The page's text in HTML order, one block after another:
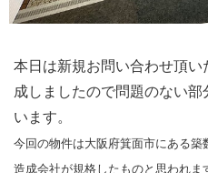
本日は新規お問い合わせ頂
成しましたので問題のない
います。
今回の物件は大阪府箕面市にある
造成会社が規格したものと思われ